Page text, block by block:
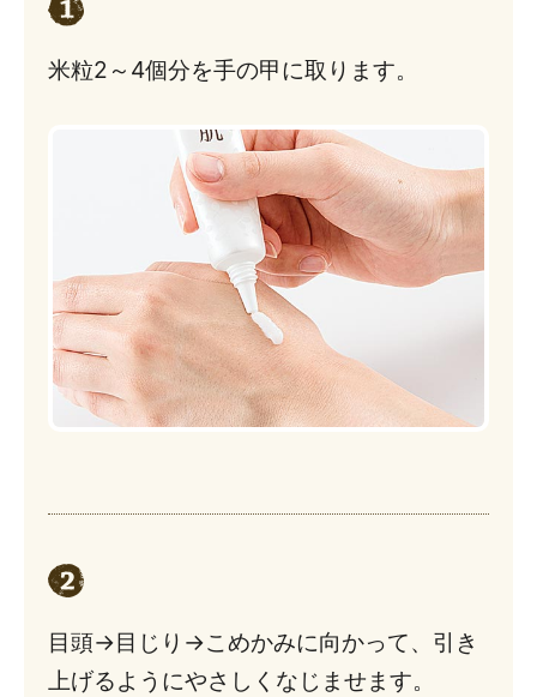
米粒2～4個分を手の甲に取ります。
目頭→目じり→こめかみに向かって、引き
上げるようにやさしくなじませます。